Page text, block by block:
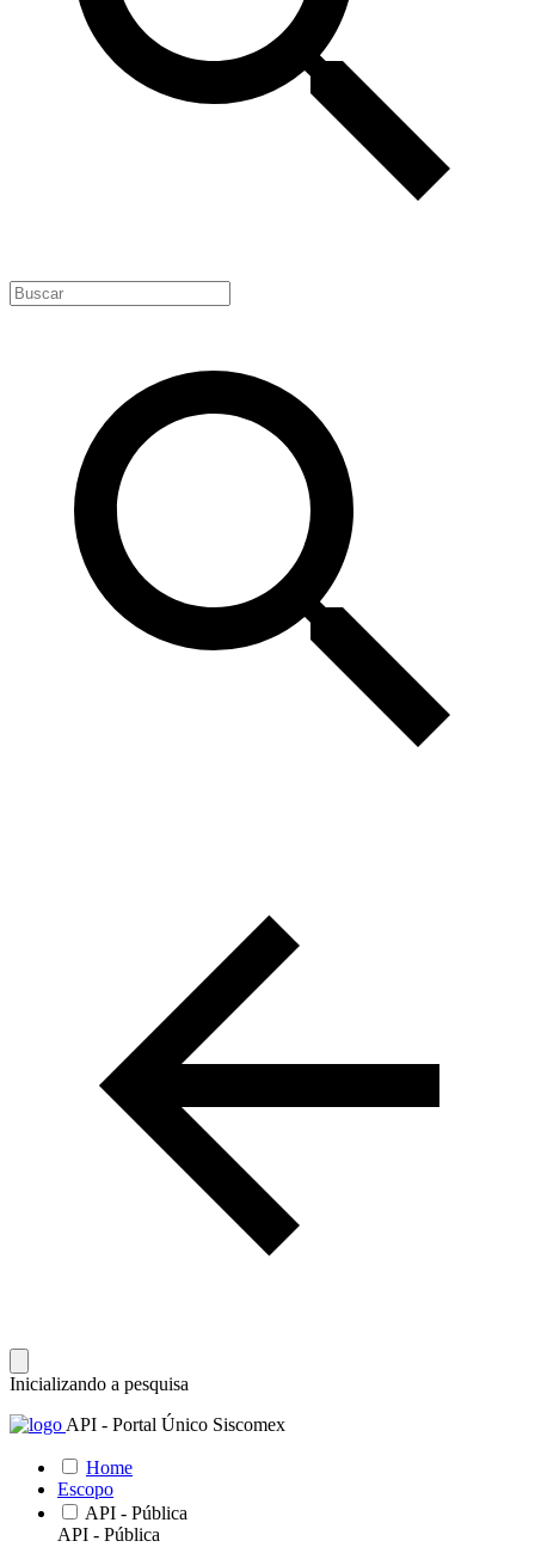
Inicializando a pesquisa
API - Portal Único Siscomex
Home
Escopo
API - Pública
API - Pública